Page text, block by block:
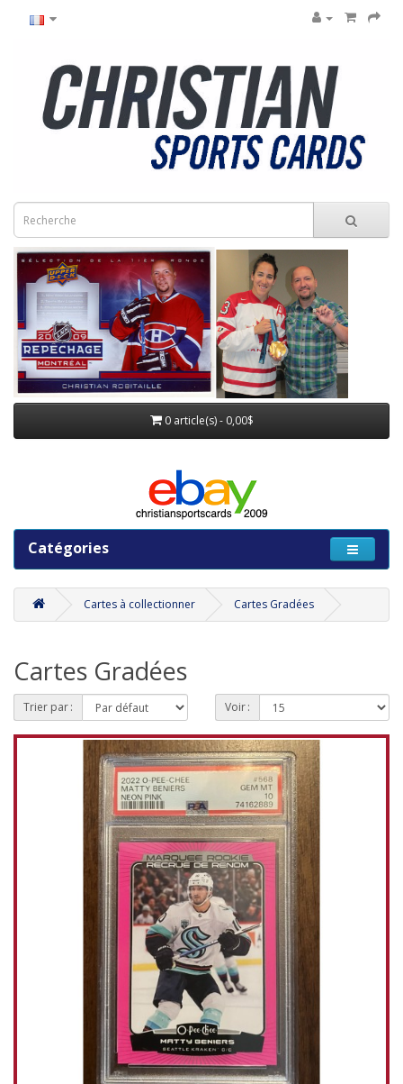
0 article(s) - 0,00$
Catégories
Cartes à collectionner Cartes Gradées
Cartes Gradées
Trier par : Voir :